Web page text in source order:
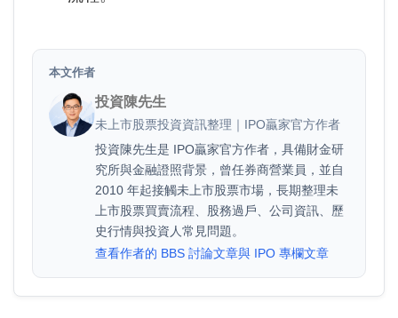
本文作者
投資陳先生
未上市股票投資資訊整理｜IPO贏家官方作者
投資陳先生是 IPO贏家官方作者，具備財金研
究所與金融證照背景，曾任券商營業員，並自
2010 年起接觸未上市股票市場，長期整理未
上市股票買賣流程、股務過戶、公司資訊、歷
史行情與投資人常見問題。
查看作者的 BBS 討論文章與 IPO 專欄文章